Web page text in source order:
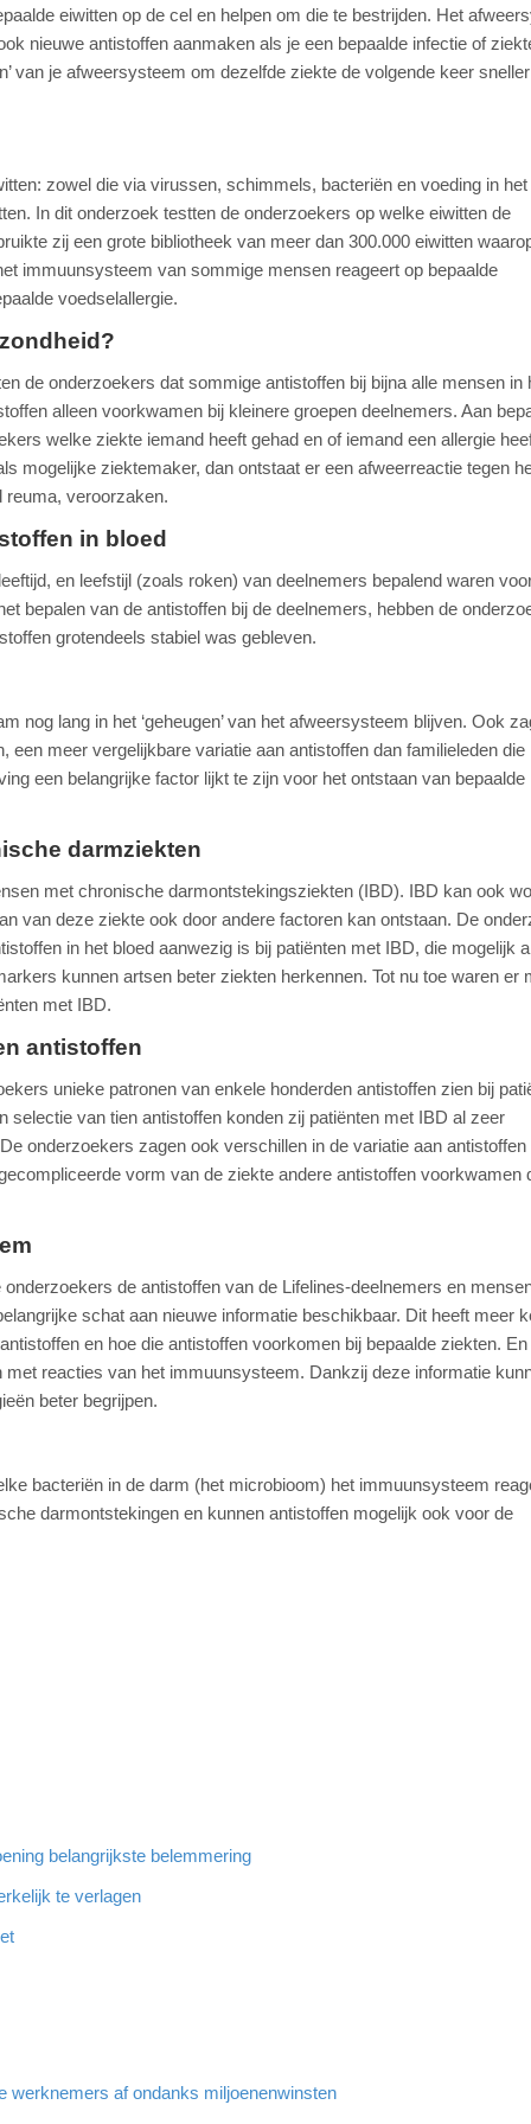
eiwitten op de cel en helpen om die te bestrijden. Het
nieuwe antistoffen aanmaken als je een bepaalde infectie of
van je afweersysteem om dezelfde ziekte de volgende keer
zowel die via virussen, schimmels, bacteriën en voeding in het
In dit onderzoek testten de onderzoekers op welke eiwitten de
zij een grote bibliotheek van meer dan 300.000 eiwitten
immuunsysteem van sommige mensen reageert op bepaalde
voedselallergie.
de onderzoekers dat sommige antistoffen bij bijna alle mensen in
alleen voorkwamen bij kleinere groepen deelnemers. Aan
welke ziekte iemand heeft gehad en of iemand een allergie
mogelijke ziektemaker, dan ontstaat er een afweerreactie tegen
reuma, veroorzaken.
in bloed
en leefstijl (zoals roken) van deelnemers bepalend waren
bepalen van de antistoffen bij de deelnemers, hebben de
grotendeels stabiel was gebleven.
nog lang in het ‘geheugen’ van het afweersysteem blijven. Ook
meer vergelijkbare variatie aan antistoffen dan familieleden die
een belangrijke factor lijkt te zijn voor het ontstaan van bepaalde
darmziekten
met chronische darmontstekingsziekten (IBD). IBD kan ook
van deze ziekte ook door andere factoren kan ontstaan. De
in het bloed aanwezig is bij patiënten met IBD, die mogelijk
kunnen artsen beter ziekten herkennen. Tot nu toe waren er
met IBD.
antistoffen
unieke patronen van enkele honderden antistoffen zien bij
van tien antistoffen konden zij patiënten met IBD al zeer
onderzoekers zagen ook verschillen in de variatie aan antistoffen
vorm van de ziekte andere antistoffen voorkwamen
de antistoffen van de Lifelines-deelnemers en
schat aan nieuwe informatie beschikbaar. Dit heeft meer
en hoe die antistoffen voorkomen bij bepaalde ziekten.
reacties van het immuunsysteem. Dankzij deze informatie
beter begrijpen.
bacteriën in de darm (het microbioom) het immuunsysteem
darmontstekingen en kunnen antistoffen mogelijk ook voor de
belangrijkste belemmering
te verlagen
werknemers af ondanks miljoenenwinsten